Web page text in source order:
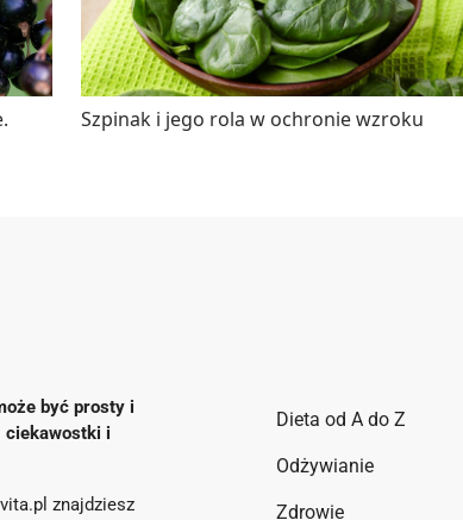
Szpinak i jego rola w ochronie wzroku
być prosty i
ciekawostki i
znajdziesz
Dieta od A do Z
Odżywianie
Zdrowie